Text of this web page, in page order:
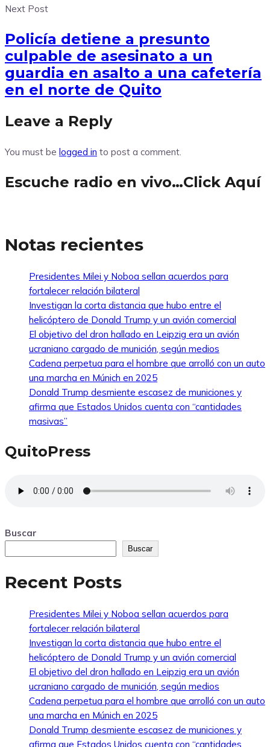
Next Post
Policía detiene a presunto
culpable de asesinato a un
guardia en asalto a una cafetería
en el norte de Quito
Leave a Reply
You must be logged in to post a comment.
Escuche radio en vivo…Click Aquí
Notas recientes
Presidentes Milei y Noboa sellan acuerdos para
fortalecer relación bilateral
Investigan la corta distancia que hubo entre el
helicóptero de Donald Trump y un avión comercial
El objetivo del dron hallado en Leipzig era un avión
ucraniano cargado de munición, según medios
Cadena perpetua para el hombre que arrolló con un auto
una marcha en Múnich en 2025
Donald Trump desmiente escasez de municiones y
afirma que Estados Unidos cuenta con “cantidades
masivas”
QuitoPress
Buscar
Buscar
Recent Posts
Presidentes Milei y Noboa sellan acuerdos para
fortalecer relación bilateral
Investigan la corta distancia que hubo entre el
helicóptero de Donald Trump y un avión comercial
El objetivo del dron hallado en Leipzig era un avión
ucraniano cargado de munición, según medios
Cadena perpetua para el hombre que arrolló con un auto
una marcha en Múnich en 2025
Donald Trump desmiente escasez de municiones y
afirma que Estados Unidos cuenta con “cantidades